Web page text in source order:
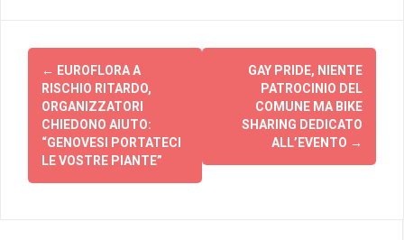
Navigazione
articolo
← EUROFLORA A
RISCHIO RITARDO,
ORGANIZZATORI
CHIEDONO AIUTO:
“GENOVESI PORTATECI
LE VOSTRE PIANTE”
GAY PRIDE, NIENTE
PATROCINIO DEL
COMUNE MA BIKE
SHARING DEDICATO
ALL’EVENTO →